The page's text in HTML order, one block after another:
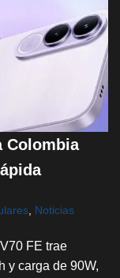
Colombia
Noticias
FE trae
y carga de 90W,